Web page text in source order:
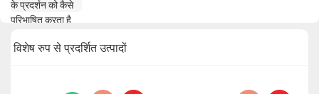
विशेष रुप से प्रदर्शित उत्पादों